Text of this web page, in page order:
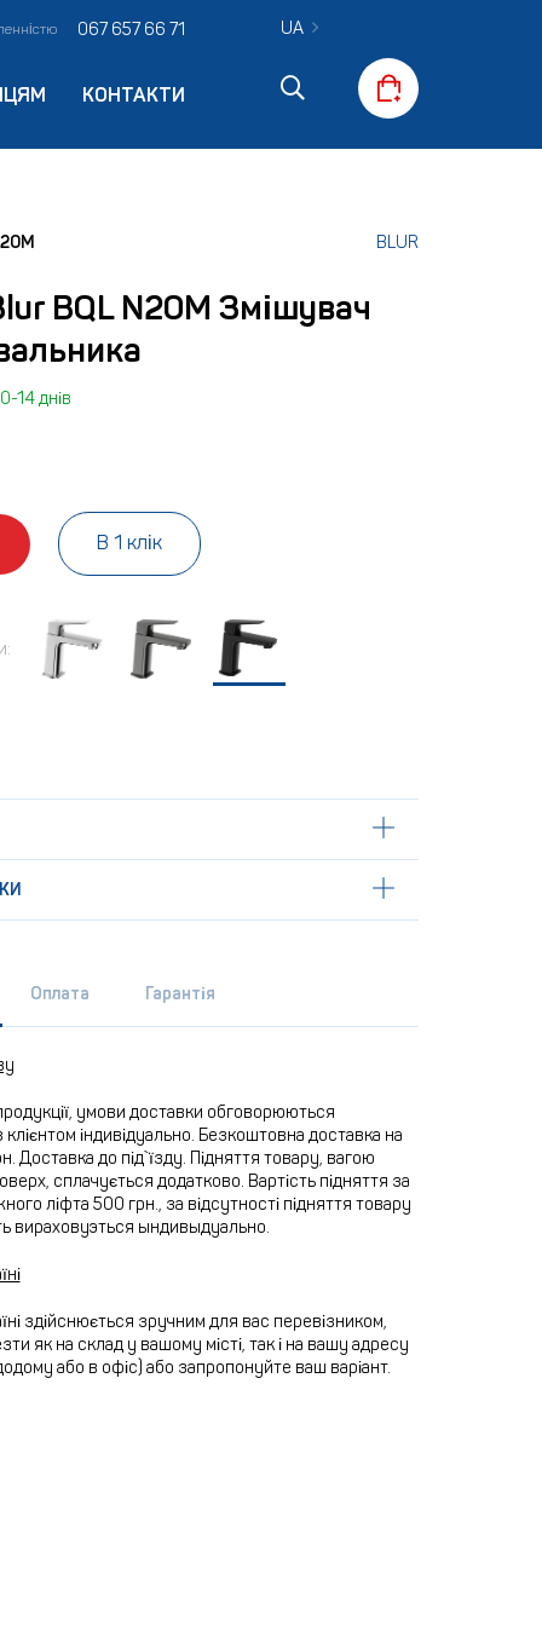
067 657 66 71
КОНТАКТИ
UA
BLUR
BQL N20M Змішувач
14 днів
В 1 клік
Оплата Гарантія
умови доставки обговорюються
індивідуально. Безкоштовна доставка на
Доставка до під`їзду. Підняття товару, вагою
сплачується додатково. Вартість підняття за
ліфта 500 грн., за відсутності підняття товару
вираховуэться ындивыдуально.
здійснюється зручним для вас перевізником,
як на склад у вашому місті, так і на вашу адресу
або в офіс) або запропонуйте ваш варіант.